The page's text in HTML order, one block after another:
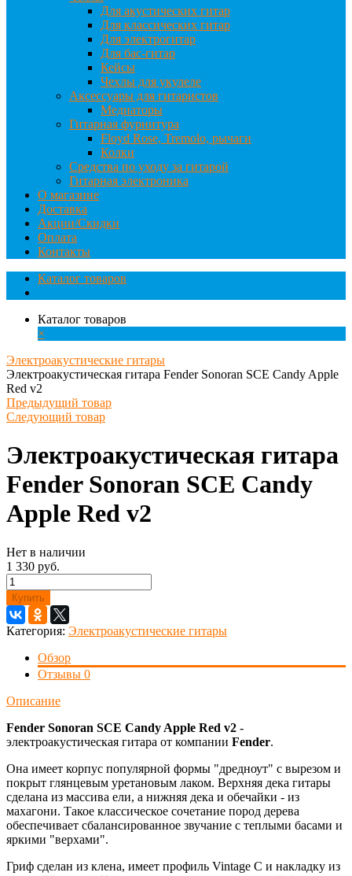
Для акустических гитар
Для классических гитар
Для электрогитар
Для бас-гитар
Кейсы
Чехлы для укулеле
Аксессуары для гитаристов
Медиаторы
Гитарная фурнитура
Floyd Rose, Tremolo, рычаги
Колки
Средства по уходу за гитарой
Гитарная электроника
О магазине
Доставка
Акции/Скидки
Оплата
Контакты
Каталог товаров
Каталог товаров
×
Электроакустические гитары
Электроакустическая гитара Fender Sonoran SCE Candy Apple
Red v2
Предыдущий товар
Следующий товар
Электроакустическая гитара
Fender Sonoran SCE Candy
Apple Red v2
Нет в наличии
1 330 руб.
Купить
Категория: Электроакустические гитары
Обзор
Отзывы 0
Описание
Fender Sonoran SCE Candy Apple Red v2 -
электроакустическая гитара от компании Fender.
Она имеет корпус популярной формы "дредноут" с вырезом и
покрыт глянцевым уретановым лаком. Верхняя дека гитары
сделана из массива ели, а нижняя дека и обечайки - из
махагони. Такое классическое сочетание пород дерева
обеспечивает сбалансированное звучание с теплыми басами и
яркими "верхами".
Гриф сделан из клена, имеет профиль Vintage C и накладку из